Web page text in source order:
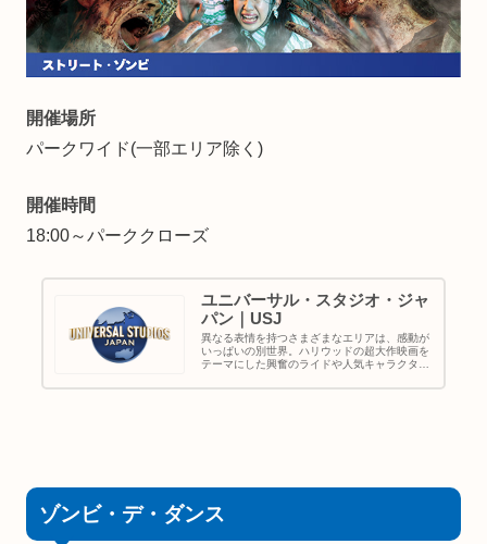
開催場所
パークワイド(一部エリア除く)
開催時間
18:00～パーククローズ
ユニバーサル・スタジオ・ジャ
パン｜USJ
異なる表情を持つさまざまなエリアは、感動が
いっぱいの別世界。ハリウッドの超大作映画を
テーマにした興奮のライドや人気キャラクター
る、ワールドクラスのエンターテイメントを集
ゾンビ・デ・ダンス